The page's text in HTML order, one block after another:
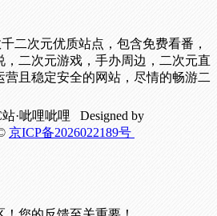
二次元优质站点，包含免费看番，
，二次元游戏，手办周边，二次元直
且稳定安全的网站，尽情的畅游二
·呲哩呲哩 Designed by
京ICP备2026022189号